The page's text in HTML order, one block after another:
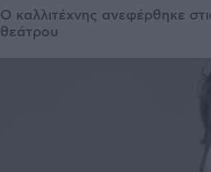
Ο καλλιτέχνης ανεφέρθηκε
θεάτρου